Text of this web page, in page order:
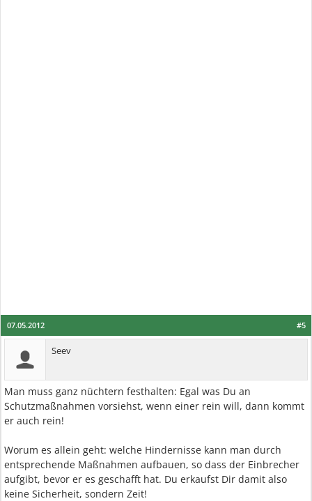
#5
07.05.2012
Seev
Man muss ganz nüchtern festhalten: Egal was Du an
Schutzmaßnahmen vorsiehst, wenn einer rein will, dann kommt
er auch rein!
Worum es allein geht: welche Hindernisse kann man durch
entsprechende Maßnahmen aufbauen, so dass der Einbrecher
aufgibt, bevor er es geschafft hat. Du erkaufst Dir damit also
keine Sicherheit, sondern Zeit!